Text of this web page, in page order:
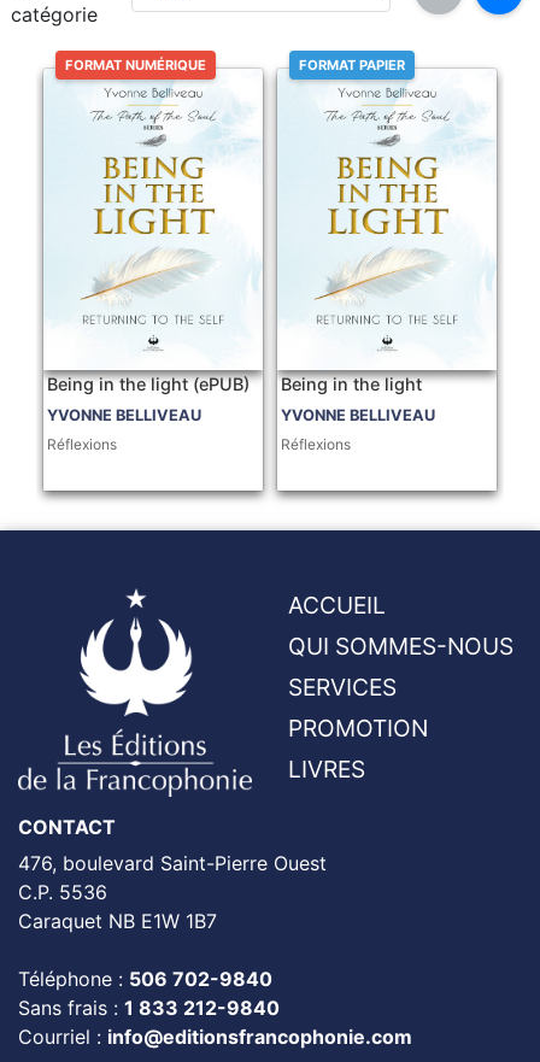
catégorie
FORMAT NUMÉRIQUE
Being in the light (ePUB)
YVONNE BELLIVEAU
Réflexions
FORMAT PAPIER
Being in the light
YVONNE BELLIVEAU
Réflexions
ACCUEIL
QUI SOMMES-NOUS
SERVICES
PROMOTION
LIVRES
CONTACT
476, boulevard Saint-Pierre Ouest
C.P. 5536
Caraquet NB E1W 1B7
Téléphone : 506 702-9840
Sans frais : 1 833 212-9840
Courriel : info@editionsfrancophonie.com